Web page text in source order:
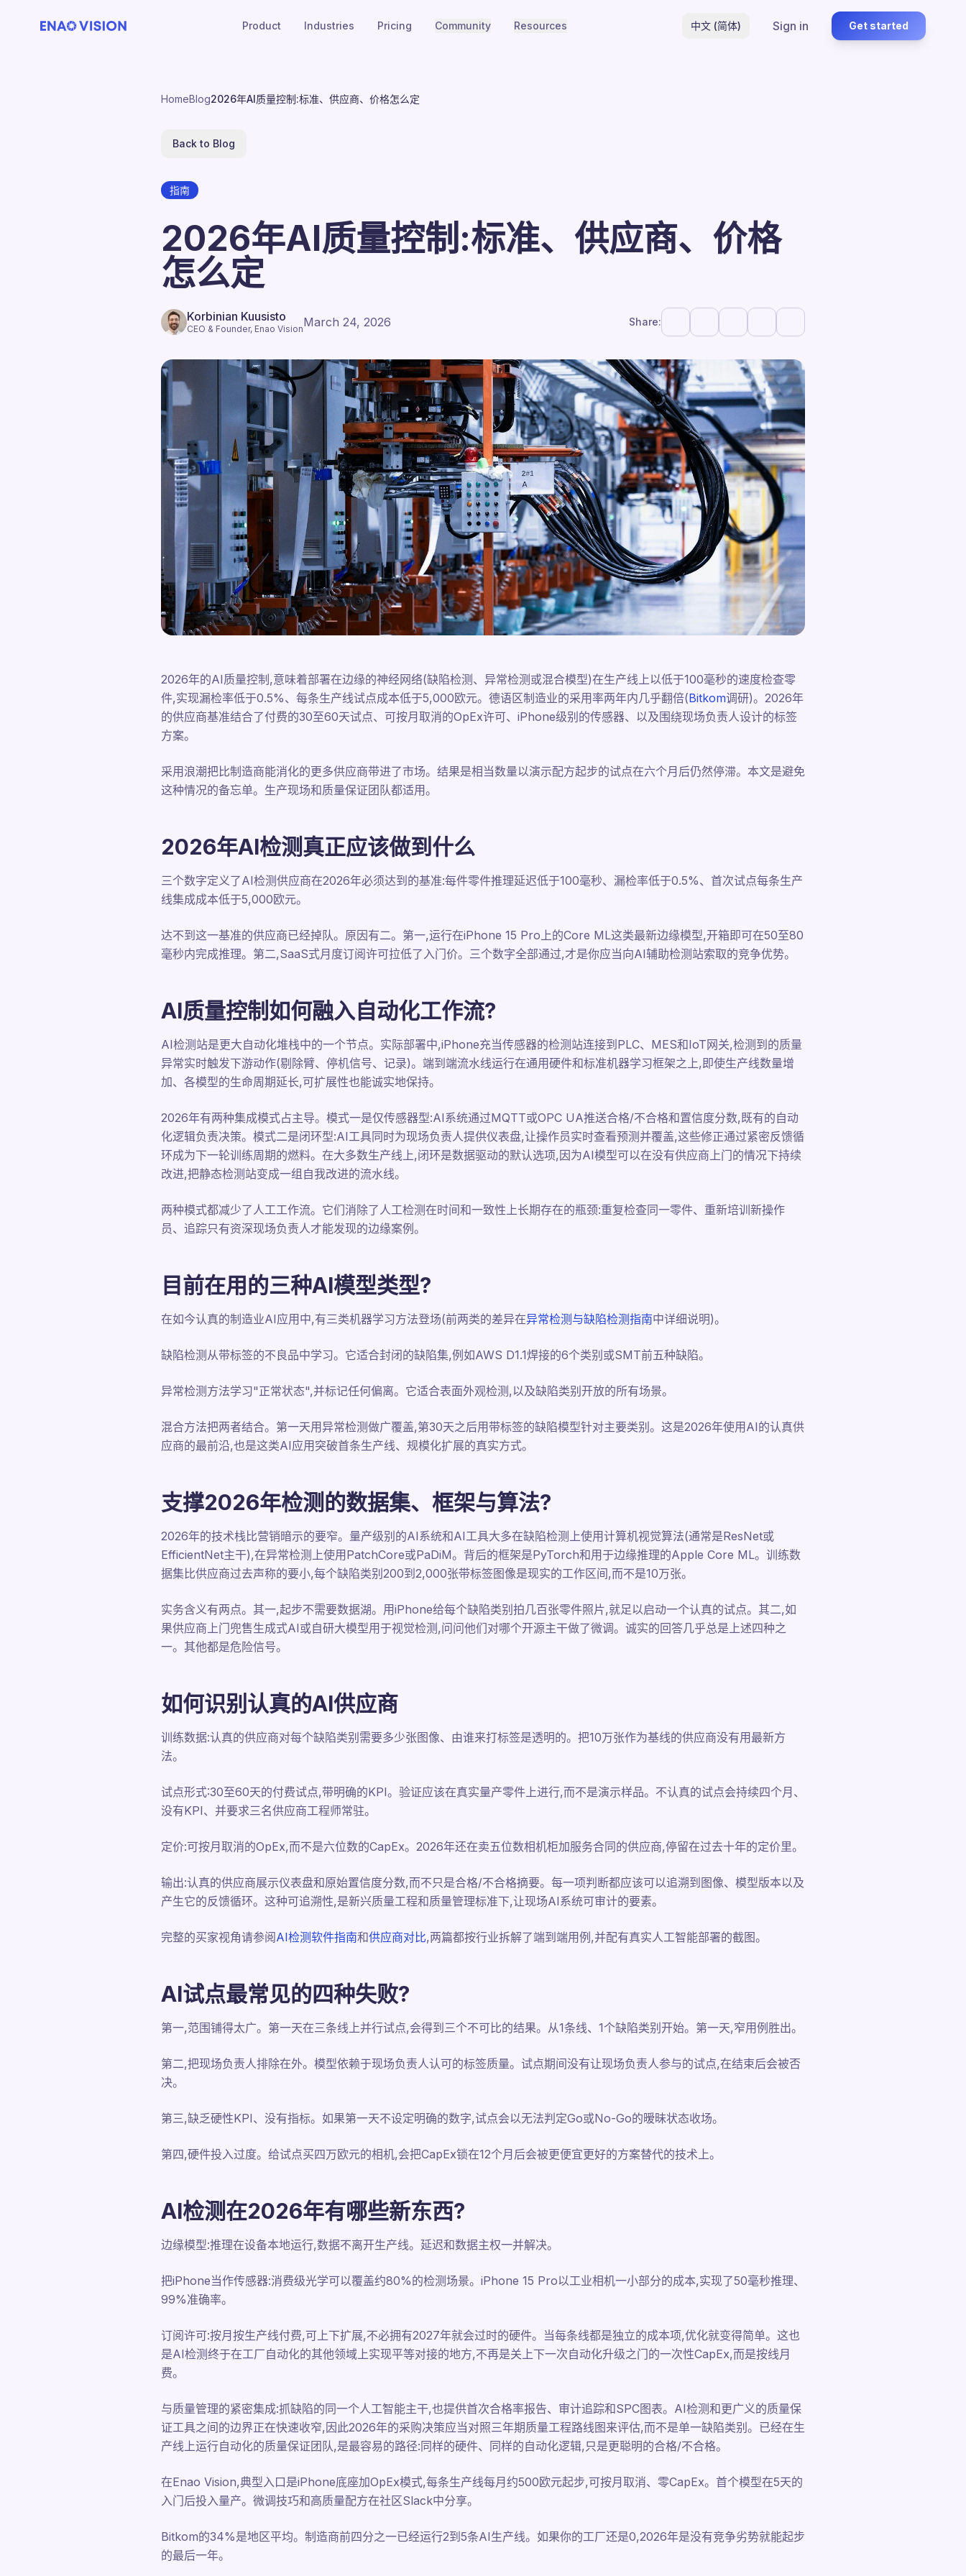
Product Industries Pricing Community Resources 中文 (简体) Sign in Get started
HomeBlog2026年AI质量控制:标准、供应商、价格怎么定
Back to Blog
指南
2026年AI质量控制:标准、供应商、价格
怎么定
Korbinian Kuusisto
CEO & Founder, Enao VisionMarch 24, 2026 Share:
2026年的AI质量控制,意味着部署在边缘的神经网络(缺陷检测、异常检测或混合模型)在生产线上以低于100毫秒的速度检查零
件,实现漏检率低于0.5%、每条生产线试点成本低于5,000欧元。德语区制造业的采用率两年内几乎翻倍(Bitkom调研)。2026年
的供应商基准结合了付费的30至60天试点、可按月取消的OpEx许可、iPhone级别的传感器、以及围绕现场负责人设计的标签
方案。
采用浪潮把比制造商能消化的更多供应商带进了市场。结果是相当数量以演示配方起步的试点在六个月后仍然停滞。本文是避免
这种情况的备忘单。生产现场和质量保证团队都适用。
2026年AI检测真正应该做到什么
三个数字定义了AI检测供应商在2026年必须达到的基准:每件零件推理延迟低于100毫秒、漏检率低于0.5%、首次试点每条生产
线集成成本低于5,000欧元。
达不到这一基准的供应商已经掉队。原因有二。第一,运行在iPhone 15 Pro上的Core ML这类最新边缘模型,开箱即可在50至80
毫秒内完成推理。第二,SaaS式月度订阅许可拉低了入门价。三个数字全部通过,才是你应当向AI辅助检测站索取的竞争优势。
AI质量控制如何融入自动化工作流?
AI检测站是更大自动化堆栈中的一个节点。实际部署中,iPhone充当传感器的检测站连接到PLC、MES和IoT网关,检测到的质量
异常实时触发下游动作(剔除臂、停机信号、记录)。端到端流水线运行在通用硬件和标准机器学习框架之上,即使生产线数量增
加、各模型的生命周期延长,可扩展性也能诚实地保持。
2026年有两种集成模式占主导。模式一是仅传感器型:AI系统通过MQTT或OPC UA推送合格/不合格和置信度分数,既有的自动
化逻辑负责决策。模式二是闭环型:AI工具同时为现场负责人提供仪表盘,让操作员实时查看预测并覆盖,这些修正通过紧密反馈循
环成为下一轮训练周期的燃料。在大多数生产线上,闭环是数据驱动的默认选项,因为AI模型可以在没有供应商上门的情况下持续
改进,把静态检测站变成一组自我改进的流水线。
两种模式都减少了人工工作流。它们消除了人工检测在时间和一致性上长期存在的瓶颈:重复检查同一零件、重新培训新操作
员、追踪只有资深现场负责人才能发现的边缘案例。
目前在用的三种AI模型类型?
在如今认真的制造业AI应用中,有三类机器学习方法登场(前两类的差异在异常检测与缺陷检测指南中详细说明)。
缺陷检测从带标签的不良品中学习。它适合封闭的缺陷集,例如AWS D1.1焊接的6个类别或SMT前五种缺陷。
异常检测方法学习"正常状态",并标记任何偏离。它适合表面外观检测,以及缺陷类别开放的所有场景。
混合方法把两者结合。第一天用异常检测做广覆盖,第30天之后用带标签的缺陷模型针对主要类别。这是2026年使用AI的认真供
应商的最前沿,也是这类AI应用突破首条生产线、规模化扩展的真实方式。
支撑2026年检测的数据集、框架与算法?
2026年的技术栈比营销暗示的要窄。量产级别的AI系统和AI工具大多在缺陷检测上使用计算机视觉算法(通常是ResNet或
EfficientNet主干),在异常检测上使用PatchCore或PaDiM。背后的框架是PyTorch和用于边缘推理的Apple Core ML。训练数
据集比供应商过去声称的要小,每个缺陷类别200到2,000张带标签图像是现实的工作区间,而不是10万张。
实务含义有两点。其一,起步不需要数据湖。用iPhone给每个缺陷类别拍几百张零件照片,就足以启动一个认真的试点。其二,如
果供应商上门兜售生成式AI或自研大模型用于视觉检测,问问他们对哪个开源主干做了微调。诚实的回答几乎总是上述四种之
一。其他都是危险信号。
如何识别认真的AI供应商
训练数据:认真的供应商对每个缺陷类别需要多少张图像、由谁来打标签是透明的。把10万张作为基线的供应商没有用最新方
法。
试点形式:30至60天的付费试点,带明确的KPI。验证应该在真实量产零件上进行,而不是演示样品。不认真的试点会持续四个月、
没有KPI、并要求三名供应商工程师常驻。
定价:可按月取消的OpEx,而不是六位数的CapEx。2026年还在卖五位数相机柜加服务合同的供应商,停留在过去十年的定价里。
输出:认真的供应商展示仪表盘和原始置信度分数,而不只是合格/不合格摘要。每一项判断都应该可以追溯到图像、模型版本以及
产生它的反馈循环。这种可追溯性,是新兴质量工程和质量管理标准下,让现场AI系统可审计的要素。
完整的买家视角请参阅AI检测软件指南和供应商对比,两篇都按行业拆解了端到端用例,并配有真实人工智能部署的截图。
AI试点最常见的四种失败?
第一,范围铺得太广。第一天在三条线上并行试点,会得到三个不可比的结果。从1条线、1个缺陷类别开始。第一天,窄用例胜出。
第二,把现场负责人排除在外。模型依赖于现场负责人认可的标签质量。试点期间没有让现场负责人参与的试点,在结束后会被否
决。
第三,缺乏硬性KPI、没有指标。如果第一天不设定明确的数字,试点会以无法判定Go或No-Go的暧昧状态收场。
第四,硬件投入过度。给试点买四万欧元的相机,会把CapEx锁在12个月后会被更便宜更好的方案替代的技术上。
AI检测在2026年有哪些新东西?
边缘模型:推理在设备本地运行,数据不离开生产线。延迟和数据主权一并解决。
把iPhone当作传感器:消费级光学可以覆盖约80%的检测场景。iPhone 15 Pro以工业相机一小部分的成本,实现了50毫秒推理、
99%准确率。
订阅许可:按月按生产线付费,可上下扩展,不必拥有2027年就会过时的硬件。当每条线都是独立的成本项,优化就变得简单。这也
是AI检测终于在工厂自动化的其他领域上实现平等对接的地方,不再是关上下一次自动化升级之门的一次性CapEx,而是按线月
费。
与质量管理的紧密集成:抓缺陷的同一个人工智能主干,也提供首次合格率报告、审计追踪和SPC图表。AI检测和更广义的质量保
证工具之间的边界正在快速收窄,因此2026年的采购决策应当对照三年期质量工程路线图来评估,而不是单一缺陷类别。已经在生
产线上运行自动化的质量保证团队,是最容易的路径:同样的硬件、同样的自动化逻辑,只是更聪明的合格/不合格。
在Enao Vision,典型入口是iPhone底座加OpEx模式,每条生产线每月约500欧元起步,可按月取消、零CapEx。首个模型在5天的
入门后投入量产。微调技巧和高质量配方在社区Slack中分享。
Bitkom的34%是地区平均。制造商前四分之一已经运行2到5条AI生产线。如果你的工厂还是0,2026年是没有竞争劣势就能起步
的最后一年。